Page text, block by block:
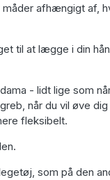
måder afhængigt af,
til at lægge i din
- lidt lige som
når du vil øve
fleksibelt.
som på den